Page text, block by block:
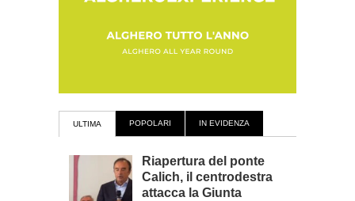
ULTIMA POPOLARI IN EVIDENZA
Riapertura del ponte
Calich, il centrodestra
attacca la Giunta